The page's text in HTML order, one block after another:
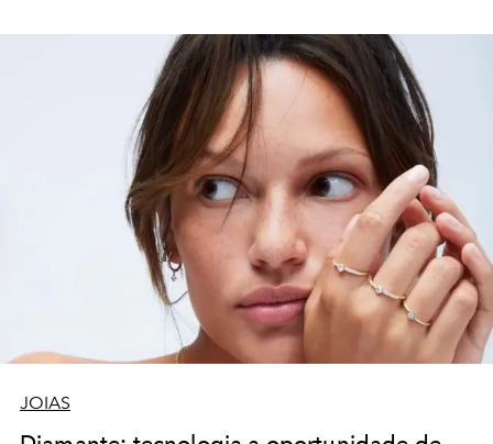
JOIAS